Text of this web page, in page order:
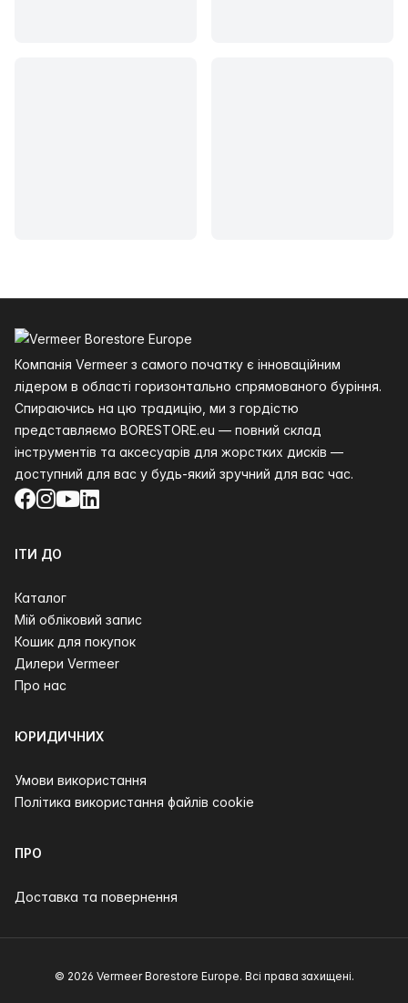
Компанія Vermeer з самого початку є інноваційним
лідером в області горизонтально спрямованого буріння.
Спираючись на цю традицію, ми з гордістю
представляємо BORESTORE.eu — повний склад
інструментів та аксесуарів для жорстких дисків —
доступний для вас у будь-який зручний для вас час.
Facebook
Instagram
YouTube
LinkedIn
ІТИ ДО
Каталог
Мій обліковий запис
Кошик для покупок
Дилери Vermeer
Про нас
ЮРИДИЧНИХ
Умови використання
Політика використання файлів cookie
ПРО
Доставка та повернення
© 2026 Vermeer Borestore Europe. Всі права захищені.